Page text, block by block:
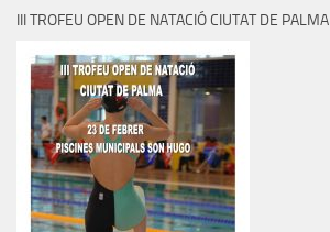
III TROFEU OPEN DE NATACIÓ CIUTAT DE PALMA